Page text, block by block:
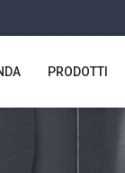
PRODOTTI